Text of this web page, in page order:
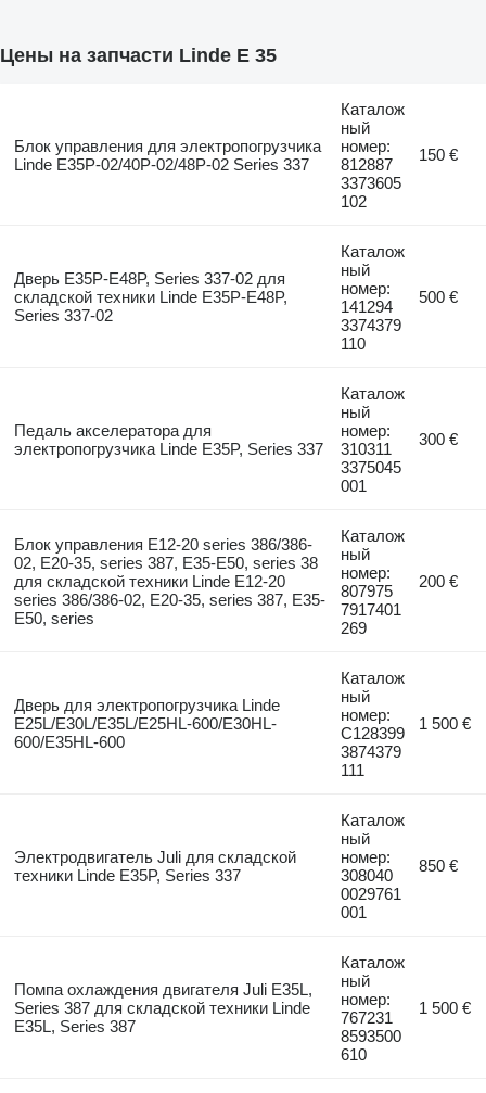
Цены на запчасти Linde E 35
Блок управления для электропогрузчика
Linde E35P-02/40P-02/48P-02 Series 337
Каталож
ный
номер:
812887
3373605
102
150 €
Дверь E35P-E48P, Series 337-02 для
складской техники Linde E35P-E48P,
Series 337-02
Каталож
ный
номер:
141294
3374379
110
500 €
Педаль акселератора для
электропогрузчика Linde E35P, Series 337
Каталож
ный
номер:
310311
3375045
001
300 €
Блок управления E12-20 series 386/386-
02, E20-35, series 387, E35-E50, series 38
для складской техники Linde E12-20
series 386/386-02, E20-35, series 387, E35-
E50, series
Каталож
ный
номер:
807975
7917401
269
200 €
Дверь для электропогрузчика Linde
E25L/E30L/E35L/E25HL-600/E30HL-
600/E35HL-600
Каталож
ный
номер:
C128399
3874379
111
1 500 €
Электродвигатель Juli для складской
техники Linde E35P, Series 337
Каталож
ный
номер:
308040
0029761
001
850 €
Помпа охлаждения двигателя Juli E35L,
Series 387 для складской техники Linde
E35L, Series 387
Каталож
ный
номер:
767231
8593500
610
1 500 €